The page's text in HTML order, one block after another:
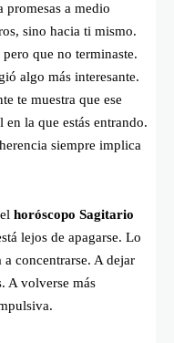
promesas a medio
sino hacia ti mismo.
que no terminaste.
algo más interesante.
te muestra que ese
la que estás entrando.
siempre implica
horóscopo Sagitario
lejos de apagarse. Lo
concentrarse. A dejar
A volverse más